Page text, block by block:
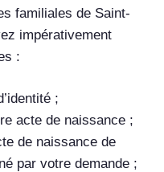
familiales de Saint-
impérativement
:
;
acte de naissance ;
de naissance de
par votre demande ;